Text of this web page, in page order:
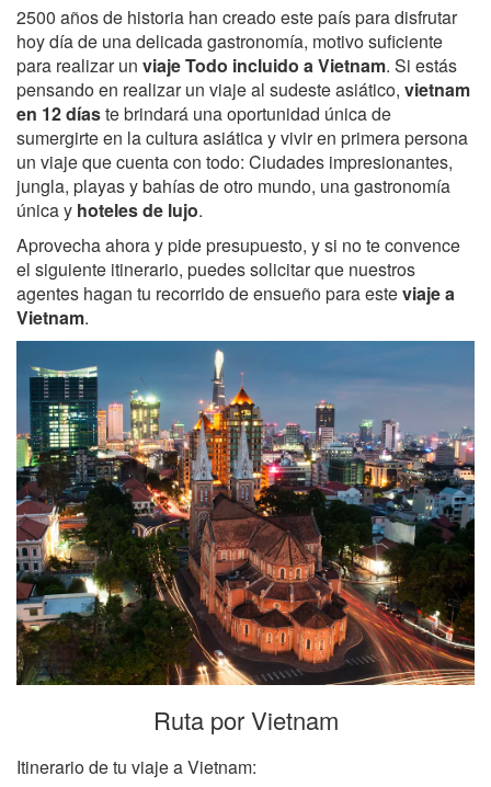
2500 años de historia han creado este país para disfrutar
hoy día de una delicada gastronomía, motivo suficiente
para realizar un viaje Todo incluido a Vietnam. Si estás
pensando en realizar un viaje al sudeste asiático, vietnam
en 12 díaste brindará una oportunidad única de
sumergirte en la cultura asiática y vivir en primera persona
un viaje que cuenta con todo: Ciudades impresionantes,
jungla, playas y bahías de otro mundo, una gastronomía
única y hoteles de lujo.
Aprovecha ahora y pide presupuesto, y si no te convence
el siguiente itinerario, puedes solicitar que nuestros
agentes hagan tu recorrido de ensueño para esteviaje a
Vietnam.
Ruta por Vietnam
Itinerario de tu viaje a Vietnam: